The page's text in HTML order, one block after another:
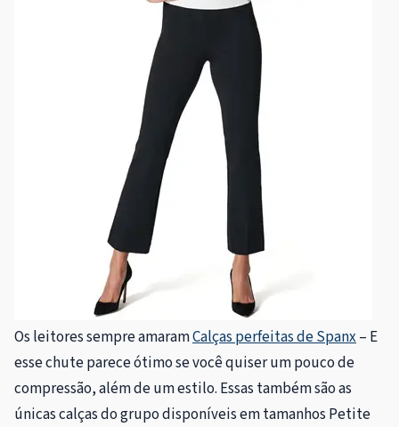
Os leitores sempre amaramCalças perfeitas de Spanx– E
esse chute parece ótimo se você quiser um pouco de
compressão, além de um estilo. Essas também são as
únicas calças do grupo disponíveis em tamanhos Petite